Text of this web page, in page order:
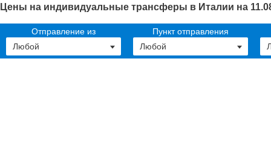
Цены на индивидуальные трансферы в Италии на
Отправление из Пункт отправления